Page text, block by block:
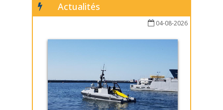
Actualités
04-08-2026